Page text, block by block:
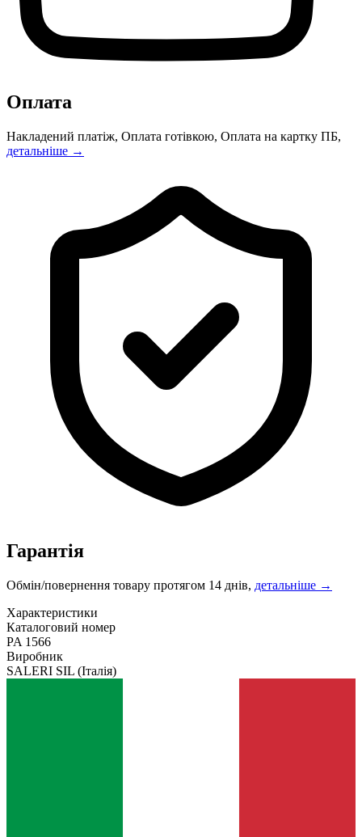
Оплата
Накладений платіж, Оплата готівкою, Оплата на картку ПБ,
детальніше →
Гарантія
Обмін/повернення товару протягом 14 днів, детальніше →
Характеристики
Каталоговий номер
PA 1566
Виробник
SALERI SIL (Італія)